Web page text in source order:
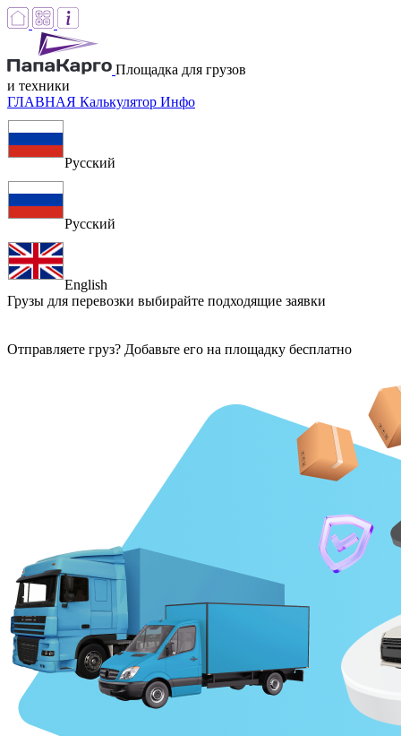
Площадка для грузов
и техники
ГЛАВНАЯ Калькулятор Инфо
Русский
Русский
English
Грузы для перевозки выбирайте подходящие заявки
Отправляете груз? Добавьте его на площадку бесплатно